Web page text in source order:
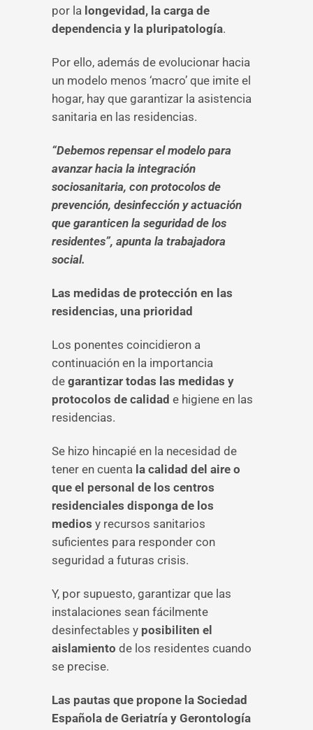
por la longevidad, la carga de
dependencia y la pluripatología.
Por ello, además de evolucionar hacia
un modelo menos ‘macro’ que imite el
hogar, hay que garantizar la asistencia
sanitaria en las residencias.
“Debemos repensar el modelo para
avanzar hacia la integración
sociosanitaria, con protocolos de
prevención, desinfección y actuación
que garanticen la seguridad de los
residentes”, apunta la trabajadora
social.
Las medidas de protección en las
residencias, una prioridad
Los ponentes coincidieron a
continuación en la importancia
de garantizar todas las medidas y
protocolos de calidad e higiene en las
residencias.
Se hizo hincapié en la necesidad de
tener en cuenta la calidad del aire o
que el personal de los centros
residenciales disponga de los
medios y recursos sanitarios
suficientes para responder con
seguridad a futuras crisis.
Y, por supuesto, garantizar que las
instalaciones sean fácilmente
desinfectables y posibiliten el
aislamiento de los residentes cuando
se precise.
Las pautas que propone la Sociedad
Española de Geriatría y Gerontología